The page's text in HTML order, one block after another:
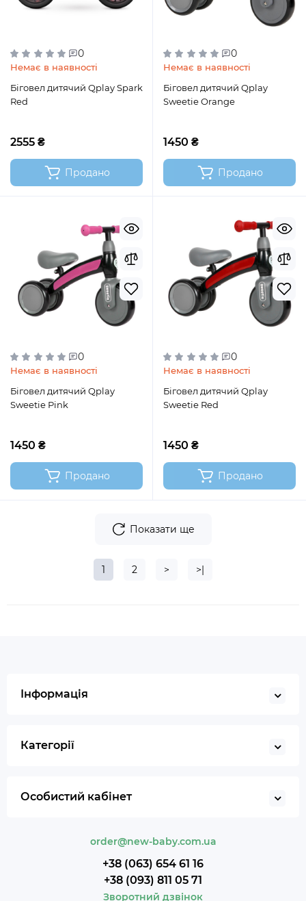
0
Немає в наявності
Біговел дитячий Qplay Spark
Red
2555 ₴
Продано
0
Немає в наявності
Біговел дитячий Qplay
Sweetie Orange
1450 ₴
Продано
0
Немає в наявності
Біговел дитячий Qplay
Sweetie Pink
1450 ₴
Продано
0
Немає в наявності
Біговел дитячий Qplay
Sweetie Red
1450 ₴
Продано
Показати ще
1 2 > >|
Інформація
Категорії
Особистий кабінет
order@new-baby.com.ua
+38 (063) 654 61 16
+38 (093) 811 05 71
Зворотний дзвінок